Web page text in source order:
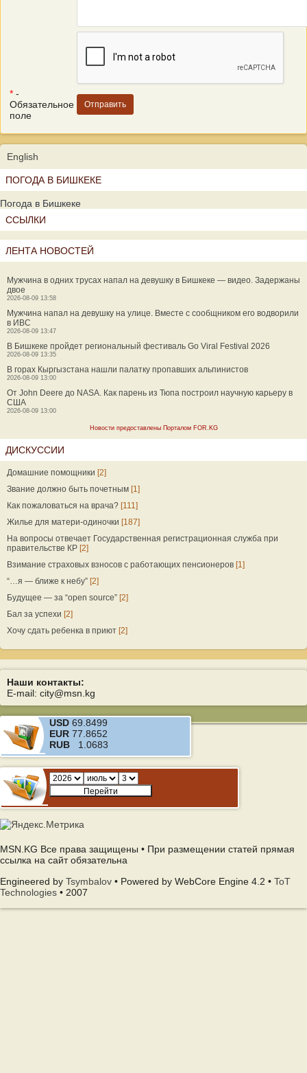
* -
Обязательное
поле
English
ПОГОДА В БИШКЕКЕ
Погода в Бишкеке
ССЫЛКИ
ЛЕНТА НОВОСТЕЙ
Мужчина в одних трусах напал на девушку в Бишкеке — видео. Задержаны
двое
2026-08-09 13:58
Мужчина напал на девушку на улице. Вместе с сообщником его водворили
в ИВС
2026-08-09 13:47
В Бишкеке пройдет региональный фестиваль Go Viral Festival 2026
2026-08-09 13:35
В горах Кыргызстана нашли палатку пропавших альпинистов
2026-08-09 13:00
От John Deere до NASA. Как парень из Тюпа построил научную карьеру в
США
2026-08-09 13:00
Новости предоставлены Порталом FOR.KG
ДИСКУССИИ
Домашние помощники [2]
Звание должно быть почетным [1]
Как пожаловаться на врача? [111]
Жилье для матери-одиночки [187]
На вопросы отвечает Государственная регистрационная служба при
правительстве КР [2]
Взимание страховых взносов с работающих пенсионеров [1]
“…я — ближе к небу” [2]
Будущее — за “open source” [2]
Бал за успехи [2]
Хочу сдать ребенка в приют [2]
Наши контакты:
E-mail: city@msn.kg
USD 69.8499
EUR 77.8652
RUB 1.0683
MSN.KG Все права защищены • При размещении статей прямая
ссылка на сайт обязательна
Engineered by Tsymbalov • Powered by WebCore Engine 4.2 • ToT
Technologies • 2007